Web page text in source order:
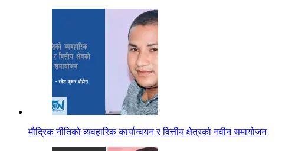
मौद्रिक नीतिको व्यवहारिक कार्यान्वयन र वित्तीय क्षेत्रको नवीन समायोजन